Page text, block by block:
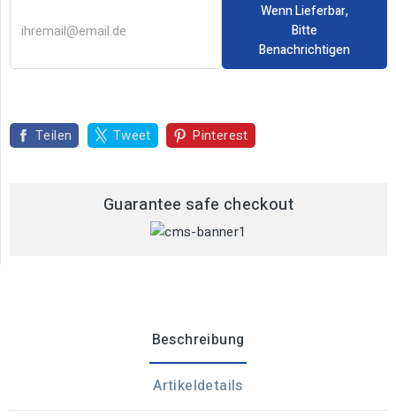
Wenn Lieferbar,
Bitte
Benachrichtigen
Teilen Tweet Pinterest
Guarantee safe checkout
Beschreibung
Artikeldetails